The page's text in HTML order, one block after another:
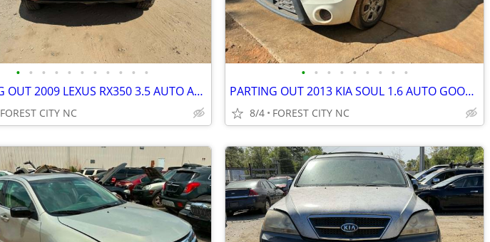
• • • • • • • • • • •
PARTING OUT 2009 LEXUS RX350 3.5 AUTO AWD GOOD ENGINE TRANSMISSION
FOREST CITY NC
• • • • • • • • •
PARTING OUT 2013 KIA SOUL 1.6 AUTO GOOD ENGINE TRANSMISSION CALL US
8/4 FOREST CITY NC